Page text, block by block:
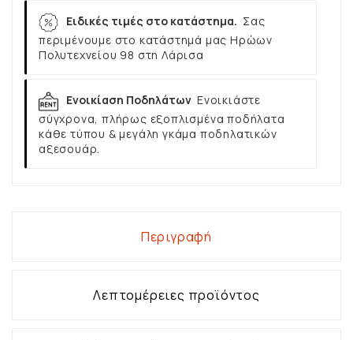
Ειδικές τιμές στο κατάστημα. Σας
περιμένουμε στο κατάστημά μας Ηρώων
Πολυτεχνείου 98 στη Λάρισα
Ενοικίαση Ποδηλάτων Ενοικιάστε
σύγχρονα, πλήρως εξοπλισμένα ποδήλατα
κάθε τύπου & μεγάλη γκάμα ποδηλατικών
αξεσουάρ.
Περιγραφή
Λεπτομέρειες προϊόντος